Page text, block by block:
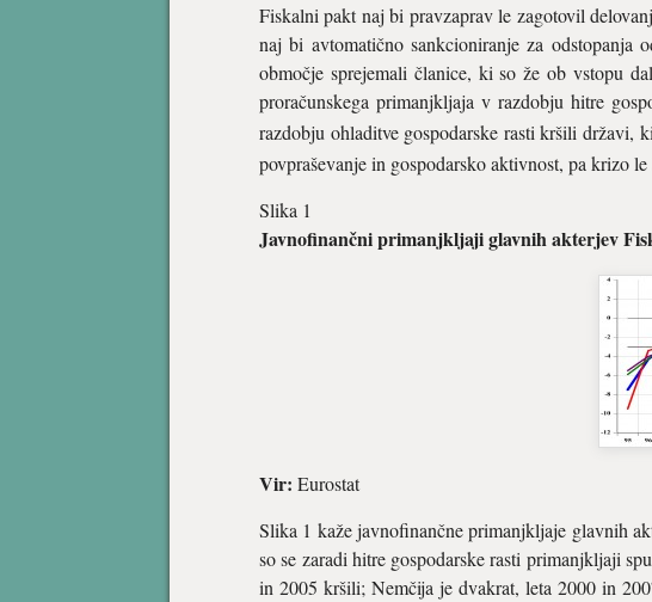
Fiskalni pakt naj bi pravzaprav le zagotovil
naj bi avtomatično sankcioniranje za
območje sprejemali članice, ki so že ob vstopu
proračunskega primanjkljaja v razdobju hitre
razdobju ohladitve gospodarske rasti kršili državi,
povpraševanje in gospodarsko aktivnost, pa krizo
Slika 1
Javnofinančni primanjkljaji glavnih akterjev
Vir: Eurostat
Slika 1 kaže javnofinančne primanjkljaje glavnih
so se zaradi hitre gospodarske rasti primanjkljaji
in 2005 kršili; Nemčija je dvakrat, leta 2000 in